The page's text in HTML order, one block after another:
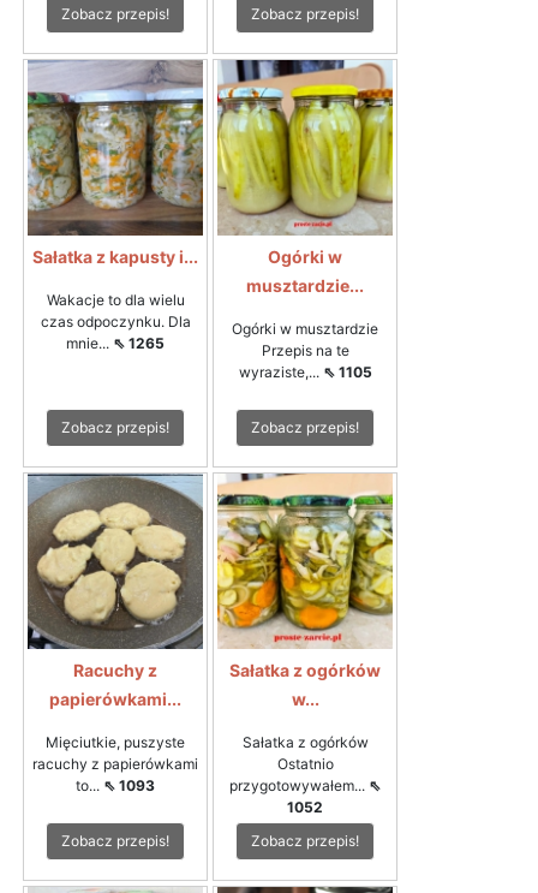
Zobacz przepis! Zobacz przepis!
Sałatka z kapusty i...
Wakacje to dla wielu
czas odpoczynku. Dla
mnie... ⇖ 1265
Zobacz przepis!
Ogórki w
musztardzie...
Ogórki w musztardzie
Przepis na te
wyraziste,... ⇖ 1105
Zobacz przepis!
Racuchy z
papierówkami...
Mięciutkie, puszyste
racuchy z papierówkami
to... ⇖ 1093
Zobacz przepis!
Sałatka z ogórków
w...
Sałatka z ogórków
Ostatnio
przygotowywałem... ⇖
1052
Zobacz przepis!